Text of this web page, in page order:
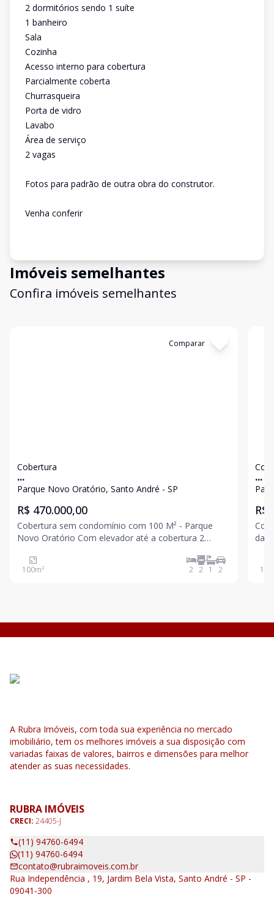
2 dormitórios sendo 1 suíte
1 banheiro
Sala
Cozinha
Acesso interno para cobertura
Parcialmente coberta
Churrasqueira
Porta de vidro
Lavabo
Área de serviço
2 vagas
Fotos para padrão de outra obra do construtor.
Venha conferir
Imóveis semelhantes
Confira imóveis semelhantes
Comparar
Cobertura
...
Parque Novo Oratório, Santo André - SP
R$ 470.000,00
Cobertura sem condomínio com 100 M² - Parque
Novo Oratório Com elevador até a cobertura 2
Cozinha Acesso interno para cobertura Parcialmente
coberta 2 vagas de garagem Excelente localização, p
100m² 2 2 1 2
...
R$
da Rua
100
A Rubra Imóveis, com toda sua experiência no mercado
imobiliário, tem os melhores imóveis a sua disposição com
variadas faixas de valores, bairros e dimensões para melhor
atender as suas necessidades.
RUBRA IMÓVEIS
CRECI: 24405-J
(11) 94760-6494
(11) 94760-6494
contato@rubraimoveis.com.br
Rua Independência , 19, Jardim Bela Vista, Santo André - SP -
09041-300